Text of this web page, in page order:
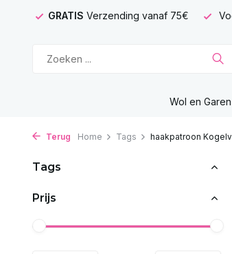
GRATIS Verzending vanaf 75€
Wol en Garen
Terug Home Tags haakpatroon
Tags
Prijs